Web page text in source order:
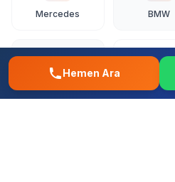
Mercedes BMW
Volkswagen
To
Toyota
Hemen Ara